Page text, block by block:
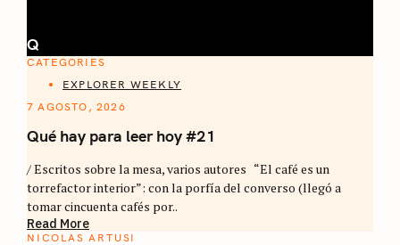
Q
CATEGORIES
EXPLORER WEEKLY
7 AGOSTO, 2026
Qué hay para leer hoy #21
/ Escritos sobre la mesa, varios autores “El café es un
torrefactor interior”: con la porfía del converso (llegó a
tomar cincuenta cafés por..
Read More
NICOLAS ARTUSI